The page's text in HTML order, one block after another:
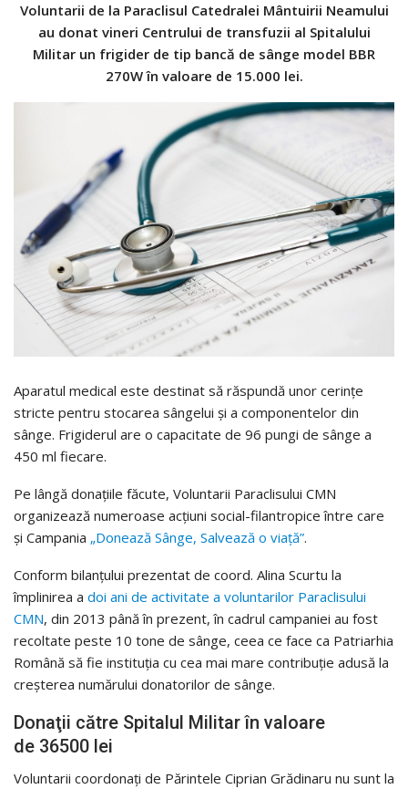
Voluntarii de la Paraclisul Catedralei Mântuirii Neamului
au donat vineri Centrului de transfuzii al Spitalului
Militar un frigider de tip bancă de sânge model BBR
270W în valoare de 15.000 lei.
Aparatul medical este destinat să răspundă unor cerinţe
stricte pentru stocarea sângelui şi a componentelor din
sânge. Frigiderul are o capacitate de 96 pungi de sânge a
450 ml fiecare.
Pe lângă donaţiile făcute, Voluntarii Paraclisului CMN
organizează numeroase acțiuni social-filantropice între care
și Campania „Donează Sânge, Salvează o viață”.
Conform bilanțului prezentat de coord. Alina Scurtu la
împlinirea a doi ani de activitate a voluntarilor Paraclisului
CMN, din 2013 până în prezent, în cadrul campaniei au fost
recoltate peste 10 tone de sânge, ceea ce face ca Patriarhia
Română să fie instituția cu cea mai mare contribuție adusă la
creșterea numărului donatorilor de sânge.
Donaţii către Spitalul Militar în valoare
de 36500 lei
Voluntarii coordonaţi de Părintele Ciprian Grădinaru nu sunt la